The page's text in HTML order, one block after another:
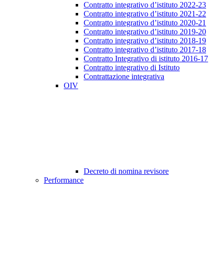
Contratto integrativo d’istituto 2022-23
Contratto integrativo d’istituto 2021-22
Contratto integrativo d’istituto 2020-21
Contratto integrativo d’istituto 2019-20
Contratto integrativo d’istituto 2018-19
Contratto integrativo d’istituto 2017-18
Contratto Integrativo di istituto 2016-17
Contratto integrativo di Istituto
Contrattazione integrativa
OIV
Decreto di nomina revisore
Performance